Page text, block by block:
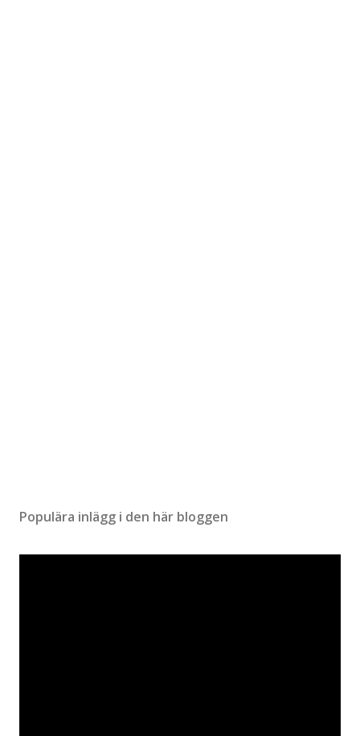
Populära inlägg i den här bloggen